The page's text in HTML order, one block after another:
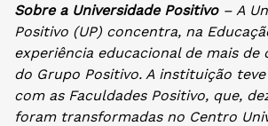
Sobre a Universidade Positivo– A
Positivo (UP) concentra, na
experiência educacional de mais de
do Grupo Positivo. A instituição
com as Faculdades Positivo, que,
foram transformadas no Centro